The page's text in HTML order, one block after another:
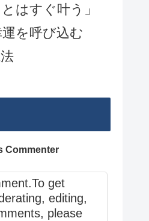
はすぐ叶う」
を呼び込む
Commenter
get
editing,
please